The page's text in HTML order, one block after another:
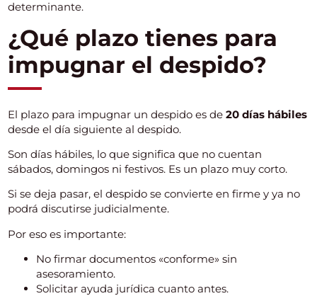
determinante.
¿Qué plazo tienes para
impugnar el despido?
El plazo para impugnar un despido es de20 días hábiles
desde el día siguiente al despido.
Son días hábiles, lo que significa que no cuentan
sábados, domingos ni festivos. Es un plazo muy corto.
Si se deja pasar, el despido se convierte en firme y ya no
podrá discutirse judicialmente.
Por eso es importante:
No firmar documentos «conforme» sin
asesoramiento.
Solicitar ayuda jurídica cuanto antes.